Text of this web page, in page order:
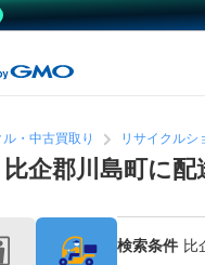
ル・中古買取り リサイクルシ
比企郡川島町に
検索条件 比